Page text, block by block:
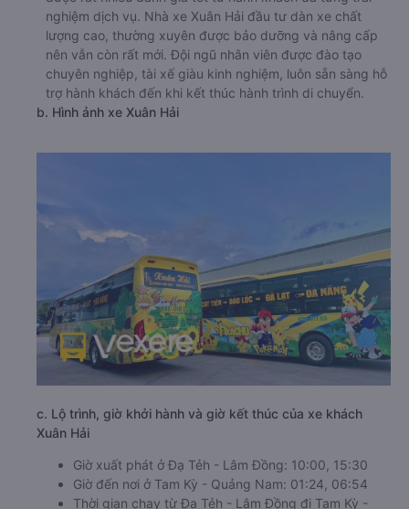
nghiệm dịch vụ. Nhà xe Xuân Hải đầu tư dàn xe chất
lượng cao, thường xuyên được bảo dưỡng và nâng cấp
nên vẫn còn rất mới. Đội ngũ nhân viên được đào tạo
chuyên nghiệp, tài xế giàu kinh nghiệm, luôn sẵn sàng hỗ
trợ hành khách đến khi kết thúc hành trình di chuyển.
b. Hình ảnh xe Xuân Hải
c. Lộ trình, giờ khởi hành và giờ kết thúc của xe khách
Xuân Hải
Giờ xuất phát ở Đạ Tẻh - Lâm Đồng: 10:00, 15:30
Giờ đến nơi ở Tam Kỳ - Quảng Nam: 01:24, 06:54
Thời gian chạy từ Đạ Tẻh - Lâm Đồng đi Tam Kỳ -